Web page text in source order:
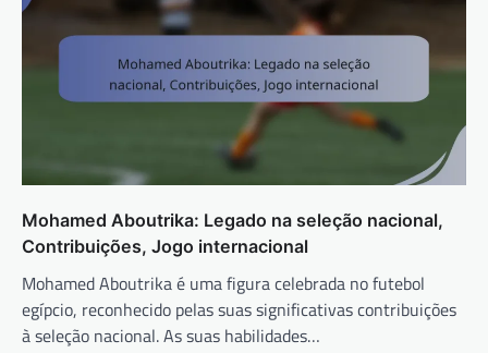
Mohamed Aboutrika: Legado na seleção nacional,
Contribuições, Jogo internacional
Mohamed Aboutrika é uma figura celebrada no futebol
egípcio, reconhecido pelas suas significativas contribuições
à seleção nacional. As suas habilidades…